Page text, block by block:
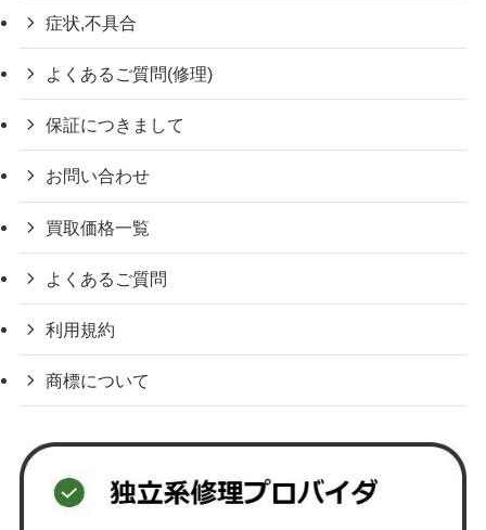
症状,不具合
よくあるご質問(修理)
保証につきまして
お問い合わせ
買取価格一覧
よくあるご質問
利用規約
商標について